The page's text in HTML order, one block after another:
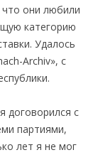
они любили
категорию
Удалось
Archiv», с
договорился с
партиями,
лет я не мог